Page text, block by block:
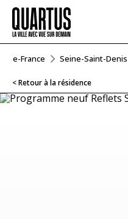
De-France Seine-Saint-Denis
< Retour à la résidence